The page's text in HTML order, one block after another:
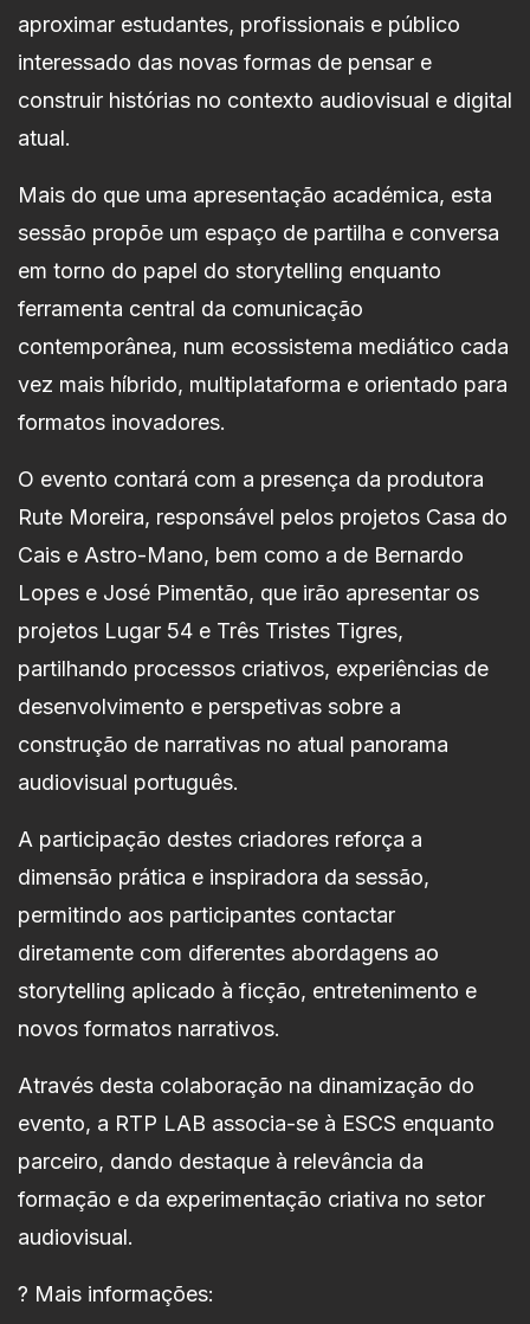
aproximar estudantes, profissionais e público
interessado das novas formas de pensar e
construir histórias no contexto audiovisual e digital
atual.
Mais do que uma apresentação académica, esta
sessão propõe um espaço de partilha e conversa
em torno do papel do storytelling enquanto
ferramenta central da comunicação
contemporânea, num ecossistema mediático cada
vez mais híbrido, multiplataforma e orientado para
formatos inovadores.
O evento contará com a presença da produtora
Rute Moreira, responsável pelos projetos Casa do
Cais e Astro-Mano, bem como a de Bernardo
Lopes e José Pimentão, que irão apresentar os
projetos Lugar 54 e Três Tristes Tigres,
partilhando processos criativos, experiências de
desenvolvimento e perspetivas sobre a
construção de narrativas no atual panorama
audiovisual português.
A participação destes criadores reforça a
dimensão prática e inspiradora da sessão,
permitindo aos participantes contactar
diretamente com diferentes abordagens ao
storytelling aplicado à ficção, entretenimento e
novos formatos narrativos.
Através desta colaboração na dinamização do
evento, a RTP LAB associa-se à ESCS enquanto
parceiro, dando destaque à relevância da
formação e da experimentação criativa no setor
audiovisual.
? Mais informações: